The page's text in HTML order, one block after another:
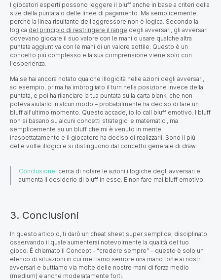
I giocatori esperti possono leggere il bluff anche in base a criteri della
size della puntata o delle linee di pagamento. Ma semplicemente,
perché la linea risultante dell'aggressore non è logica. Secondo la
logica del principio di restringere il range degli avversari, gli avversari
dovevano giocare il suo valore con le mani o usare qualche altra
puntata aggiuntiva con le mani di un valore sottile. Questo è un
concetto più complesso e la sua comprensione viene solo con
l'esperienza.
Ma se hai ancora notato qualche illogicità nelle azioni degli avversari,
ad esempio, prima ha imbrogliato il turn nella posizione invece della
puntata, e poi ha rilanciare la tua puntata sulla carta blank, che non
poteva aiutarlo in alcun modo – probabilmente ha deciso di fare un
bluff all'ultimo momento. Questo accade, io lo call bluff emotivo. I bluff
non si basano su alcuni concetti strategici e matematici, ma
semplicemente su un bluff che mi è venuto in mente
inaspettatamente e il giocatore ha deciso di realizzarli. Sono il più
delle volte illogici e si distinguono dal concetto generale di draw.
Conclusione: cerca di notare le azioni illogiche degli avversari e
aumenta il desiderio di bluff in esse. E non fare mai bluff emotivo!
3. Conclusioni
In questo articolo, ti darò un cheat sheet super semplice, disciplinato
osservando il quale aumenterai notevolmente la qualità del tuo
gioco. È chiamato il Concept - “credere sempre” – questo è solo un
elenco di situazioni in cui mettiamo sempre una mano forte ai nostri
avversari e buttiamo via molte delle nostre mani di forza medio
(medium) e anche moderatamente forti.